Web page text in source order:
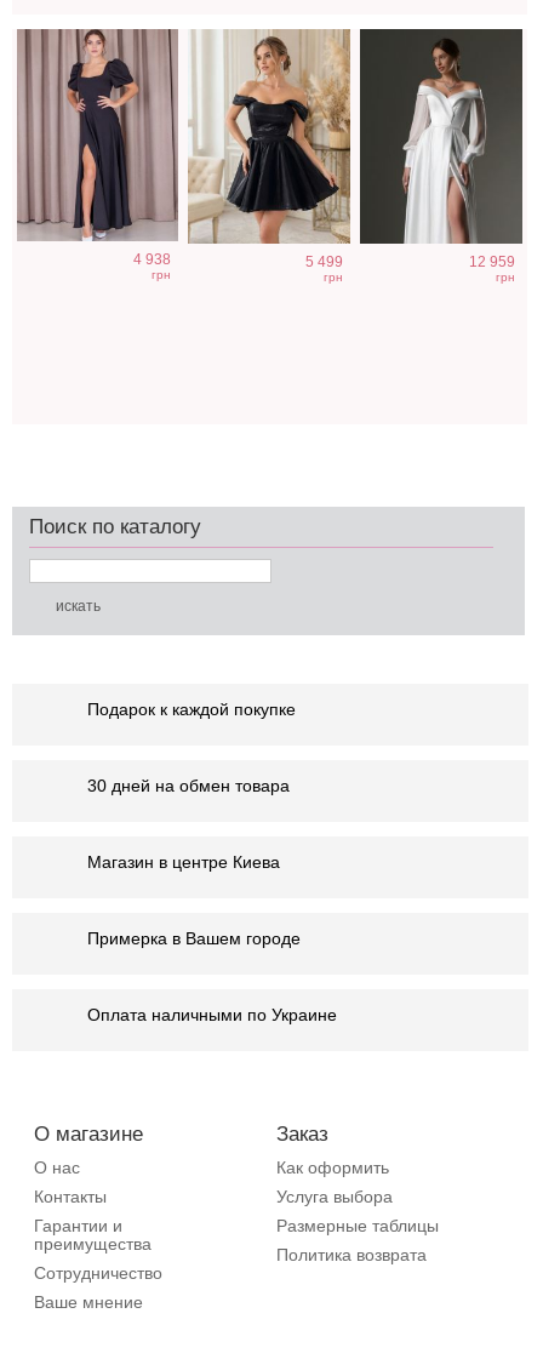
4 938
грн
5 499
грн
12 959
грн
Поиск по каталогу
Подарок к каждой покупке
30 дней на обмен товара
Магазин в центре Киева
Примерка в Вашем городе
Оплата наличными по Украине
О магазине
О нас
Контакты
Гарантии и
преимущества
Сотрудничество
Ваше мнение
Заказ
Как оформить
Услуга выбора
Размерные таблицы
Политика возврата